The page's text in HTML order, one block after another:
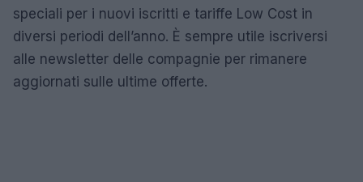
speciali per i nuovi iscritti e tariffe Low Cost in
diversi periodi dell’anno. È sempre utile iscriversi
alle newsletter delle compagnie per rimanere
aggiornati sulle ultime offerte.